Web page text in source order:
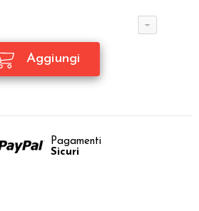
Pagamenti
Sicuri